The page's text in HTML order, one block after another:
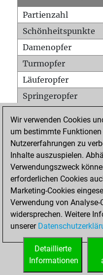
Partienzahl
Schönheitspunkte
Damenopfer
Turmopfer
Läuferopfer
Springeropfer
Matt auf vollem
Bauer setzt Matt
Erstickte Matts
Türme auf der
STARTSEITE
Wir verwenden Cookies
um bestimmte
Nutzererfahrungen zu
Inhalte auszuspielen.
Verwendungszweck
erforderlichen Cookies
Marketing-Cookies
Verwendung von
widersprechen. Weitere
unserer
Detaillierte
Informationen